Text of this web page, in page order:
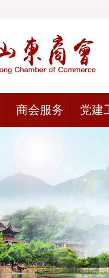
商会服务 党建